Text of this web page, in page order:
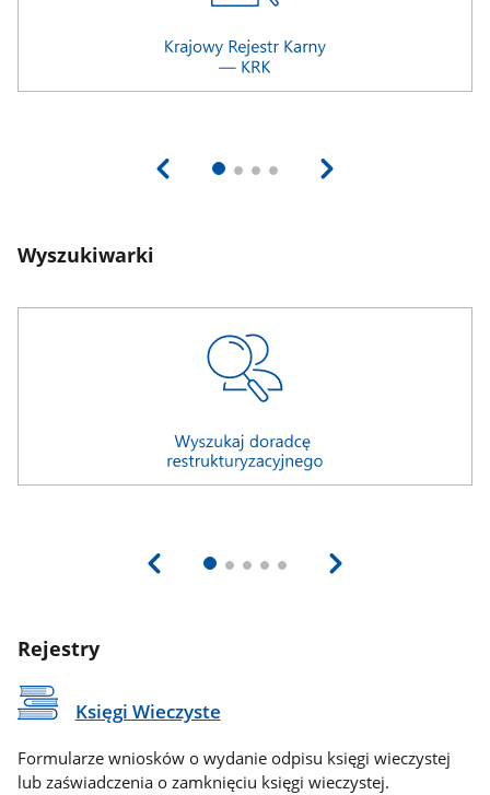
Wyszukiwarki
Rejestry
Księgi Wieczyste
Formularze wniosków o wydanie odpisu księgi wieczystej
lub zaświadczenia o zamknięciu księgi wieczystej.